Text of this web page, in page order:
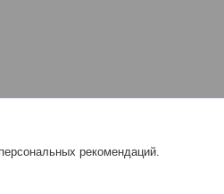
рекомендаций.